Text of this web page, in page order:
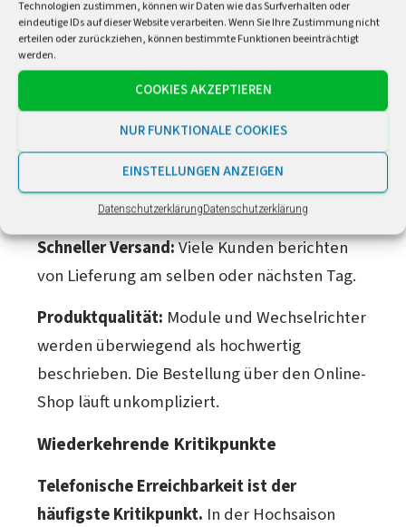
Technologien zustimmen, können wir Daten wie das Surfverhalten oder
eindeutige IDs auf dieser Website verarbeiten. Wenn Sie Ihre Zustimmung nicht
erteilen oder zurückziehen, können bestimmte Funktionen beeinträchtigt
werden.
COOKIES AKZEPTIEREN
NUR FUNKTIONALE COOKIES
EINSTELLUNGEN ANZEIGEN
DatenschutzerklärungDatenschutzerklärung
Februar 2026.
Was sagen Kunden konkret?
Häufig gelobte Aspekte
Preis-Leistungs-Verhältnis wird am
häufigsten gelobt.ACTEC Solar gehört zu
den günstigsten PV-Shops in Deutschland.
Schneller Versand:Viele Kunden berichten
von Lieferung am selben oder nächsten Tag.
Produktqualität: Module und Wechselrichter
werden überwiegend als hochwertig
beschrieben. Die Bestellung über den Online-
Shop läuft unkompliziert.
Wiederkehrende Kritikpunkte
Telefonische Erreichbarkeit ist der
häufigste Kritikpunkt. In der Hochsaison